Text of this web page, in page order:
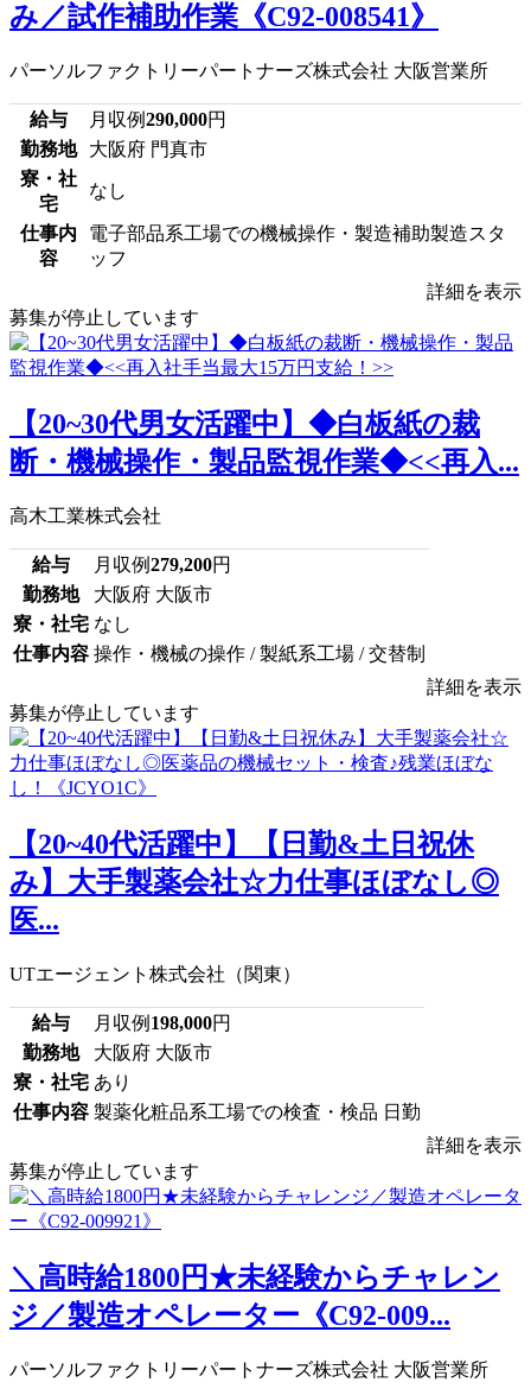
み／試作補助作業《C92-008541》
パーソルファクトリーパートナーズ株式会社 大阪営業所
給与 月収例290,000円
勤務地
大阪府 門真市
寮・社
宅
なし
仕事内
容
電子部品系工場での機械操作・製造補助製造スタ
ッフ
詳細を表示
募集が停止しています
【20~30代男女活躍中】◆白板紙の裁
断・機械操作・製品監視作業◆<<再入...
高木工業株式会社
給与 月収例279,200円
勤務地
大阪府 大阪市
寮・社宅 なし
仕事内容 操作・機械の操作 / 製紙系工場 / 交替制
詳細を表示
募集が停止しています
【20~40代活躍中】【日勤&土日祝休
み】大手製薬会社☆力仕事ほぼなし◎
医...
UTエージェント株式会社（関東）
給与 月収例 198,000円
勤務地
大阪府 大阪市
寮・社宅 あり
仕事内容 製薬化粧品系工場での検査・検品 日勤
詳細を表示
募集が停止しています
＼高時給1800円★未経験からチャレン
ジ／製造オペレーター《C92-009...
パーソルファクトリーパートナーズ株式会社 大阪営業所